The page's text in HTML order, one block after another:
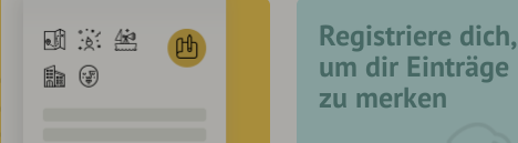
Registriere dich,
um dir Einträge
zu merken